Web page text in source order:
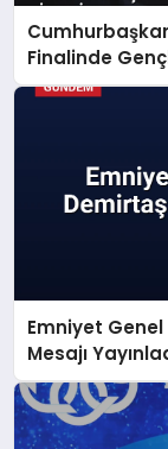
Finalinde
Emniyet
Mesajı